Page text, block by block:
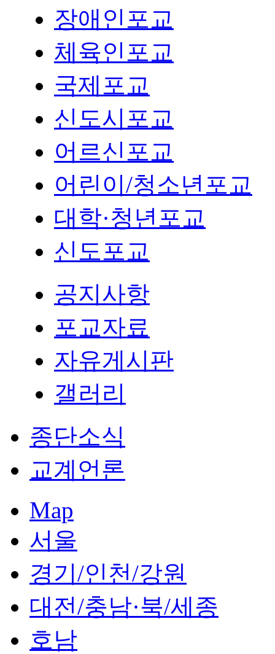
장애인포교
체육인포교
국제포교
신도시포교
어르신포교
어린이/청소년포교
대학·청년포교
신도포교
공지사항
포교자료
자유게시판
갤러리
종단소식
교계언론
Map
서울
경기/인천/강원
대전/충남·북/세종
호남